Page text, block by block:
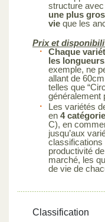
structure
une plus
vie que les
Prix et
Chaque
les
exemple, ne
allant de
telles que
généralement
Les variétés
en 4
C), en
jusqu’aux
classifications
productivité
marché, les
de vie de
Classification